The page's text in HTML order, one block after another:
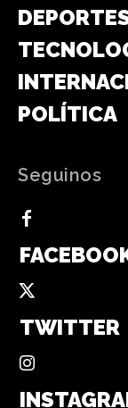
POLÍTICA
Seguinos
TWITTER